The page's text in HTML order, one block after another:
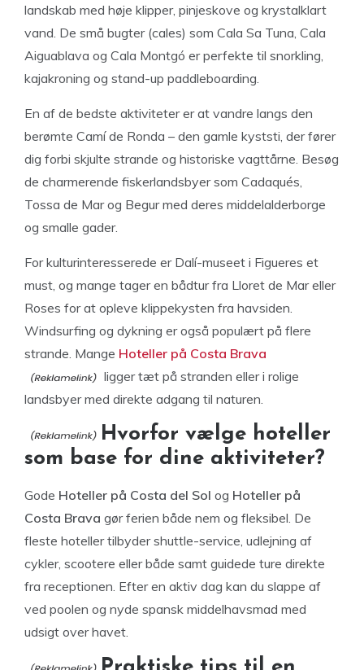
landskab med høje klipper, pinjeskove og krystalklart
vand. De små bugter (cales) som Cala Sa Tuna, Cala
Aiguablava og Cala Montgó er perfekte til snorkling,
kajakroning og stand-up paddleboarding.
En af de bedste aktiviteter er at vandre langs den
berømte Camí de Ronda – den gamle kyststi, der fører
dig forbi skjulte strande og historiske vagttårne. Besøg
de charmerende fiskerlandsbyer som Cadaqués,
Tossa de Mar og Begur med deres middelalderborge
og smalle gader.
For kulturinteresserede er Dalí-museet i Figueres et
must, og mange tager en bådtur fra Lloret de Mar eller
Roses for at opleve klippekysten fra havsiden.
Windsurfing og dykning er også populært på flere
strande. Mange Hoteller på Costa Brava
ligger tæt på stranden eller i rolige
landsbyer med direkte adgang til naturen.
Hvorfor vælge hoteller
som base for dine aktiviteter?
Gode Hoteller på Costa del Sol og Hoteller på
Costa Brava gør ferien både nem og fleksibel. De
fleste hoteller tilbyder shuttle-service, udlejning af
cykler, scootere eller både samt guidede ture direkte
fra receptionen. Efter en aktiv dag kan du slappe af
ved poolen og nyde spansk middelhavsmad med
udsigt over havet.